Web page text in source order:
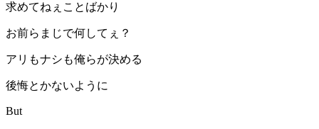
求めてねぇことばかり
お前らまじで何してぇ？
アリもナシも俺らが決める
後悔とかないように
But